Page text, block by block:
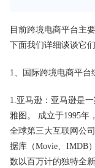
目前跨境电商平台主
下面我们详细谈谈它们
1、国际跨境电商平台
1.亚马逊：亚马逊是
雅图。 成立于1995年
全球第三大互联网公
据库（Movie、IMDB
数以百万计的独特全